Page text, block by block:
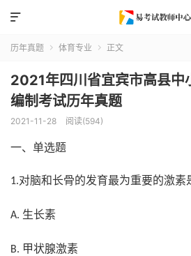

历年真题  体育专业  正文
2021年四川省宜宾市高县中
编制考试历年真题
2021-11-28 阅读(594)
一、单选题
1.对脑和长骨的发育最为重要的激素
A. 生长素
B. 甲状腺激素